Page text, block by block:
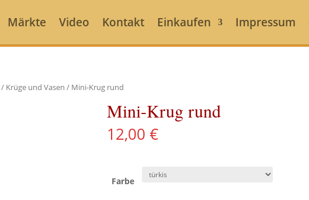
Märkte Video Kontakt Einkaufen Impressum
/ Krüge und Vasen / Mini-Krug rund
Mini-Krug rund
12,00€
Farbe